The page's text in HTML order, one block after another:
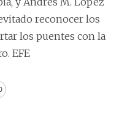
reconocer los
los puentes con la
EFE